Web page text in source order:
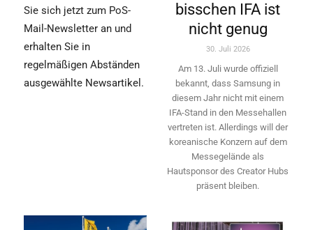
Sie sich jetzt zum PoS-
Mail-Newsletter an und
erhalten Sie in
regelmäßigen Abständen
ausgewählte Newsartikel.
bisschen IFA ist
nicht genug
30. Juli 2026
Am 13. Juli wurde offiziell
bekannt, dass Samsung in
diesem Jahr nicht mit einem
IFA-Stand in den Messehallen
vertreten ist. Allerdings will ­der
koreanische Konzern auf dem
Messegelände als
Hautsponsor des Creator Hubs
präsent bleiben.